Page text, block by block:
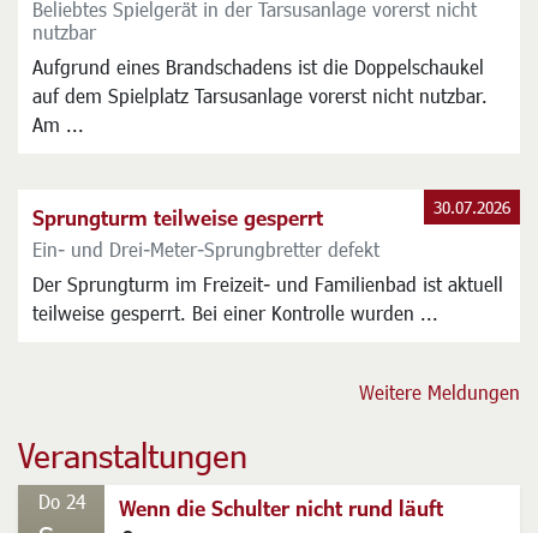
Beliebtes Spielgerät in der Tarsusanlage vorerst nicht
nutzbar
Aufgrund eines Brandschadens ist die Doppelschaukel
auf dem Spielplatz Tarsusanlage vorerst nicht nutzbar.
Am ...
Sprungturm teilweise gesperrt
Ein- und Drei-Meter-Sprungbretter defekt
Der Sprungturm im Freizeit- und Familienbad ist aktuell
teilweise gesperrt. Bei einer Kontrolle wurden ...
30.07.2026
Weitere Meldungen
Veranstaltungen
Wenn die Schulter nicht rund läuft
Do 24